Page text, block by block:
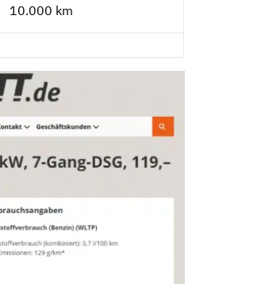
10.000 km